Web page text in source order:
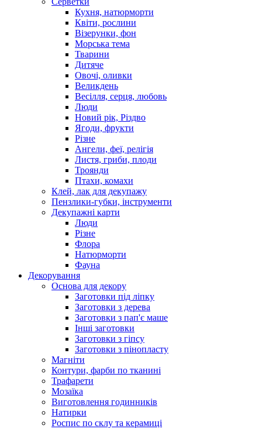
Кухня, натюрморти
Квіти, рослини
Візерунки, фон
Морська тема
Тварини
Дитяче
Овочі, оливки
Великдень
Весілля, серця, любовь
Люди
Новий рік, Різдво
Ягоди, фрукти
Різне
Ангели, феї, релігія
Листя, гриби, плоди
Троянди
Птахи, комахи
Клей, лак для декупажу
Пензлики-губки, інструменти
Декупажні карти
Люди
Різне
Флора
Натюрморти
Фауна
Декорування
Основа для декору
Заготовки під ліпку
Заготовки з дерева
Заготовки з пап'є маше
Інші заготовки
Заготовки з гіпсу
Заготовки з пінопласту
Магніти
Контури, фарби по тканині
Трафарети
Мозаїка
Виготовлення годинників
Натирки
Роспис по склу та керамиці